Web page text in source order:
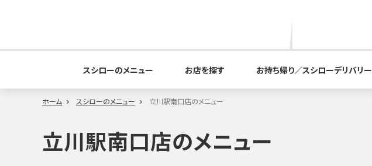
スシローのメニュー お店を探す お持ち帰り／スシローデリバリー
ホーム スシローのメニュー 立川駅南口店のメニュー
立川駅南口店のメニュー